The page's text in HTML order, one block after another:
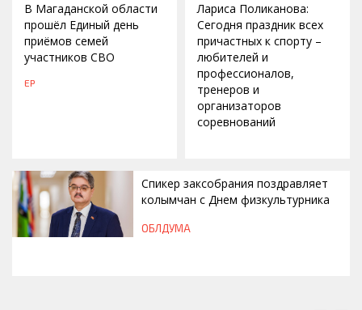
В Магаданской области
прошёл Единый день
приёмов семей
участников СВО
ЕР
Лариса Поликанова:
Сегодня праздник всех
причастных к спорту –
любителей и
профессионалов,
тренеров и
организаторов
соревнований
Спикер заксобрания поздравляет
колымчан с Днем физкультурника
ОБЛДУМА